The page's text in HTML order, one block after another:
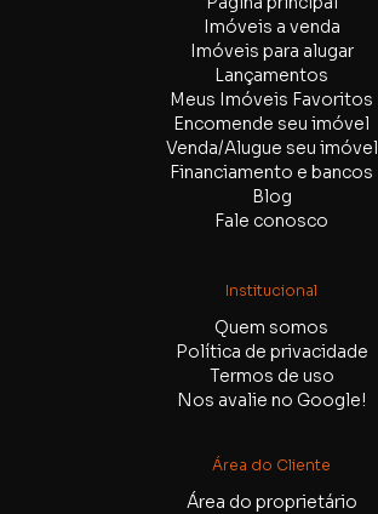
Imóveis a venda
Imóveis para alugar
Lançamentos
Meus Imóveis Favoritos
Encomende seu imóvel
Venda/Alugue seu imóvel
Financiamento e bancos
Blog
Fale conosco
Institucional
Quem somos
Política de privacidade
Termos de uso
Nos avalie no Google!
Área do Cliente
Área do proprietário